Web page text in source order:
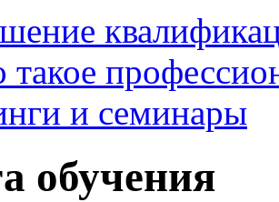
такое
и семинары
обучения